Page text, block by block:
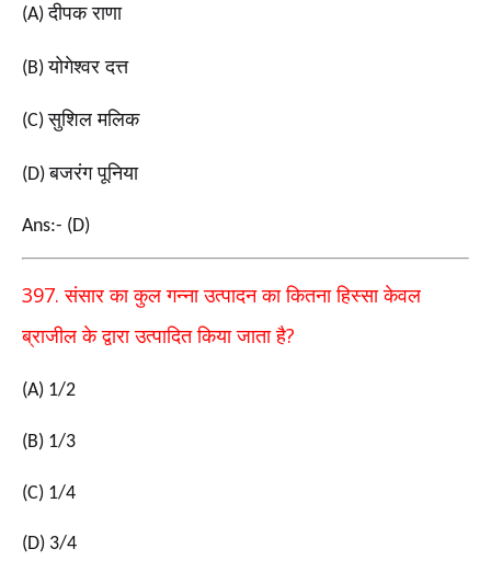
(A)दीपक राणा
(B)योगेश्वर दत्त
(C)सुशिल मलिक
(D)बजरंग पूनिया
Ans:- (D)
397.संसार का कुल गन्ना उत्पादन का कितना हिस्सा केवल
ब्राजील के द्वारा उत्पादित किया जाता है?
(A) 1/2
(B) 1/3
(C) 1/4
(D) 3/4